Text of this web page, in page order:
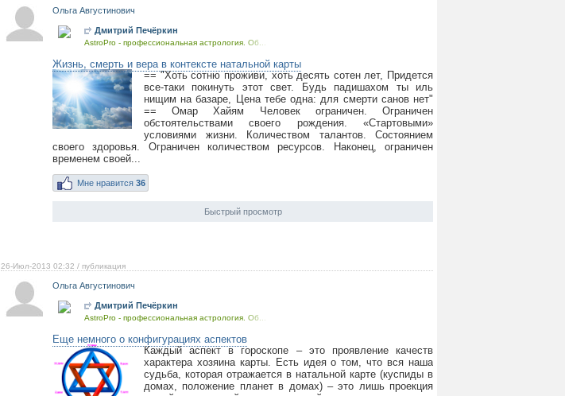
Ольга Августинович
Дмитрий Печёркин
AstroPro - профессиональная астрология. Об...
Жизнь, смерть и вера в контексте натальной карты
== "Хоть сотню проживи, хоть десять сотен лет, Придется
все-таки покинуть этот свет. Будь падишахом ты иль
нищим на базаре, Цена тебе одна: для смерти санов нет"
== Омар Хайям Человек ограничен. Ограничен
обстоятельствами своего рождения. «Стартовыми»
условиями жизни. Количеством талантов. Состоянием
своего здоровья. Ограничен количеством ресурсов. Наконец, ограничен
временем своей...
Мне нравится 36
Быстрый просмотр
26-Июл-2013 02:32 / публикация
Ольга Августинович
Дмитрий Печёркин
AstroPro - профессиональная астрология. Об...
Еще немного о конфигурациях аспектов
Каждый аспект в гороскопе – это проявление качеств
характера хозяина карты. Есть идея о том, что вся наша
судьба, которая отражается в натальной карте (куспиды в
домах, положение планет в домах) – это лишь проекция